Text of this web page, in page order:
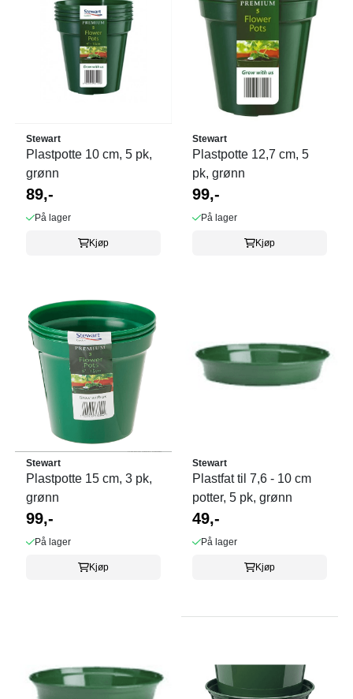
Stewart
Plastpotte 10 cm, 5 pk,
grønn
89,-
På lager
Kjøp
Stewart
Plastpotte 12,7 cm, 5
pk, grønn
99,-
På lager
Kjøp
Stewart
Plastpotte 15 cm, 3 pk,
grønn
99,-
På lager
Kjøp
Stewart
Plastfat til 7,6 - 10 cm
potter, 5 pk, grønn
49,-
På lager
Kjøp